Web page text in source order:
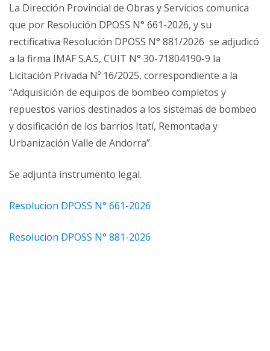
La Dirección Provincial de Obras y Servicios comunica
que por Resolución DPOSS N° 661-2026, y su
rectificativa Resolución DPOSS N° 881/2026 se adjudicó
a la firma IMAF S.A.S, CUIT N° 30-71804190-9 la
Licitación Privada Nº 16/2025, correspondiente a la
“Adquisición de equipos de bombeo completos y
repuestos varios destinados a los sistemas de bombeo
y dosificación de los barrios Itatí, Remontada y
Urbanización Valle de Andorra”.
Se adjunta instrumento legal.
Resolucion DPOSS N° 661-2026
Resolucion DPOSS N° 881-2026